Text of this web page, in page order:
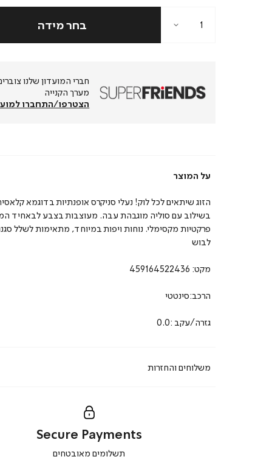
מערך הקנייה
הצטרפו/התחברו
על המוצר
משלוחים והחזרות
הזוג שיתאים לכל לוק! נעלי סניקרס אופנתיות בדוגמא
בשילוב עם סוליה מוגבהת עבה. מעוצבות בצבע לבאחיד
פרקטיות מקסימלי. נוחות ויפות במיוחד, מתאימות לשלל
לבוש
מקט: 459164522436
הרכב:סינטטי
גזרה/עקב :0.0
secure
Secure Payments
תשלומים מאובטחים